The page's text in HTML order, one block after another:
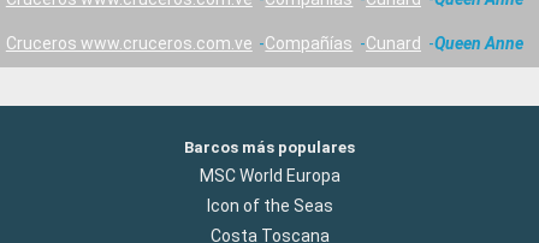
Cruceros www.cruceros.com.ve Compañías Cunard Queen Anne
Barcos más populares
MSC World Europa
Icon of the Seas
Costa Toscana